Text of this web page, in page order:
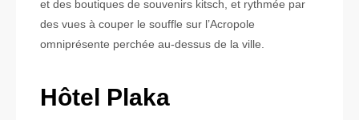
et des boutiques de souvenirs kitsch, et rythmée par
des vues à couper le souffle sur l’Acropole
omniprésente perchée au-dessus de la ville.
Hôtel Plaka